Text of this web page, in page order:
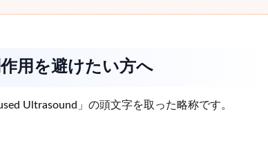
用を避けたい方へ
Ultrasound」の頭文字を取った略称です。